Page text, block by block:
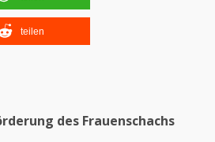
teilen
des Frauenschachs